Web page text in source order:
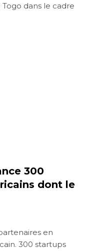
dans le cadre
300
dont le
en
300 startups